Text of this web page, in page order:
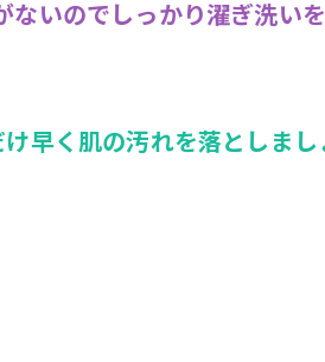
いのでしっかり濯ぎ洗い
早く肌の汚れを落としまし